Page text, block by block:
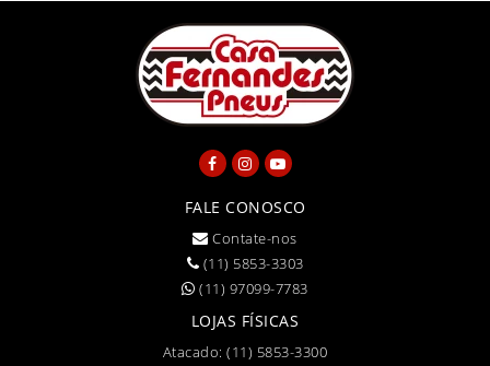
FALE CONOSCO
Contate-nos
(11) 5853-3303
(11) 97099-7783
LOJAS FÍSICAS
Atacado:(11) 5853-3300